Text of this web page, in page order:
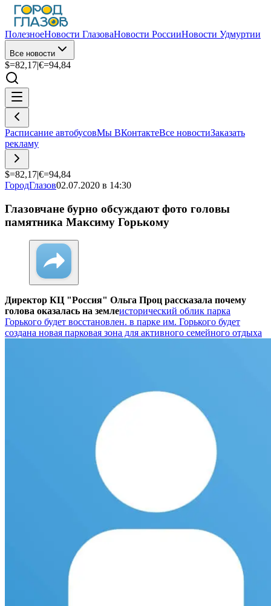
ПолезноеНовости ГлазоваНовости РоссииНовости Удмуртии
Все новости
$=82,17|€=94,84
Расписание автобусовМы ВКонтактеВсе новостиЗаказать
рекламу
$=82,17|€=94,84
ГородГлазов02.07.2020 в 14:30
Глазовчане бурно обсуждают фото головы
памятника Максиму Горькому
Директор КЦ "Россия" Ольга Проц рассказала почему
голова оказалась на землеисторический облик парка
Горького будет восстановлен. в парке им. Горького будет
создана новая парковая зона для активного семейного отдыха